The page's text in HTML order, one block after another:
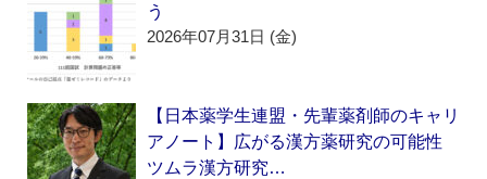
う
2026年07月31日 (金)
【日本薬学生連盟・先輩薬剤師のキャリ
アノート】広がる漢方薬研究の可能性
ツムラ漢方研究…